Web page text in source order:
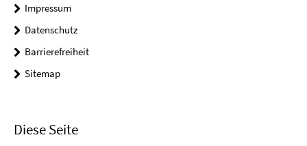
Impressum
Datenschutz
Barrierefreiheit
Sitemap
Diese Seite